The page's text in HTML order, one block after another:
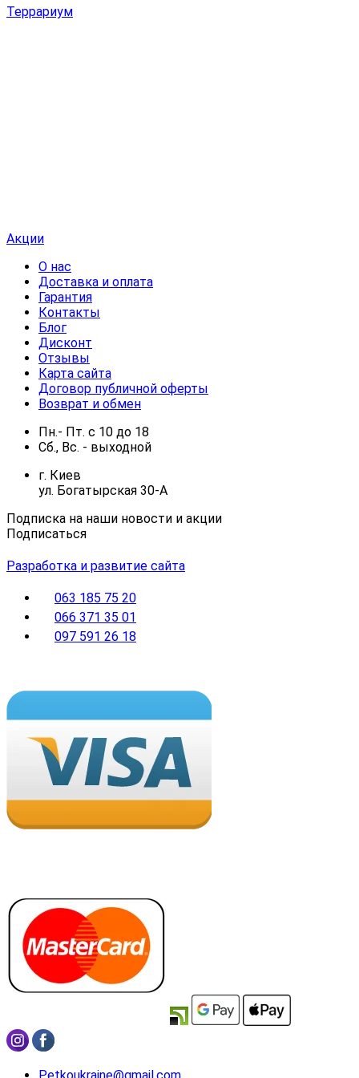
Террариум
Акции
О нас
Доставка и оплата
Гарантия
Контакты
Блог
Дисконт
Отзывы
Карта сайта
Договор публичной оферты
Возврат и обмен
Пн.- Пт. с 10 до 18
Сб., Вс. - выходной
г. Киев
ул. Богатырская 30-А
Подписка на наши новости и акции
Подписаться
Разработка и развитие сайта
063 185 75 20
066 371 35 01
097 591 26 18